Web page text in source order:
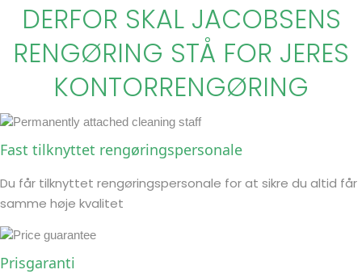
DERFOR SKAL JACOBSENS
RENGØRING STÅ FOR JERES
KONTORRENGØRING
Fast tilknyttet rengøringspersonale
Du får tilknyttet rengøringspersonale for at sikre du altid får
samme høje kvalitet
Prisgaranti